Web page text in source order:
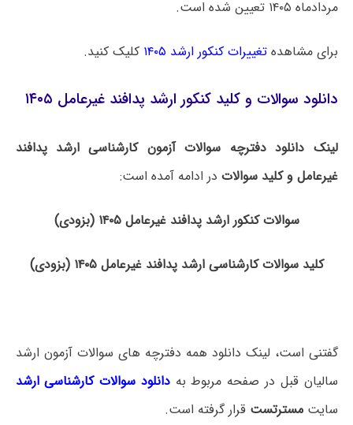
مردادماه ۱۴۰۵ تعیین شده است.
برای مشاهدهتغییرات کنکور ارشد ۱۴۰۵ کلیک کنید.
دانلود سوالات و کلید کنکور ارشد پدافند غیرعامل ۱۴۰۵
لینک دانلود دفترچه سوالات آزمون کارشناسی ارشد پدافند
غیرعامل و کلید سوالات در ادامه آمده است:
سوالات کنکور ارشد پدافند غیرعامل ۱۴۰۵ (بزودی)
کلید سوالات کارشناسی ارشد پدافند غیرعامل ۱۴۰۵ (بزودی)
گفتنی است، لینک دانلود همه دفترچه های سوالات آزمون ارشد
سالیان قبل در صفحه مربوط بهدانلود سوالات کارشناسی ارشد
سایتمسترتست قرار گرفته است.